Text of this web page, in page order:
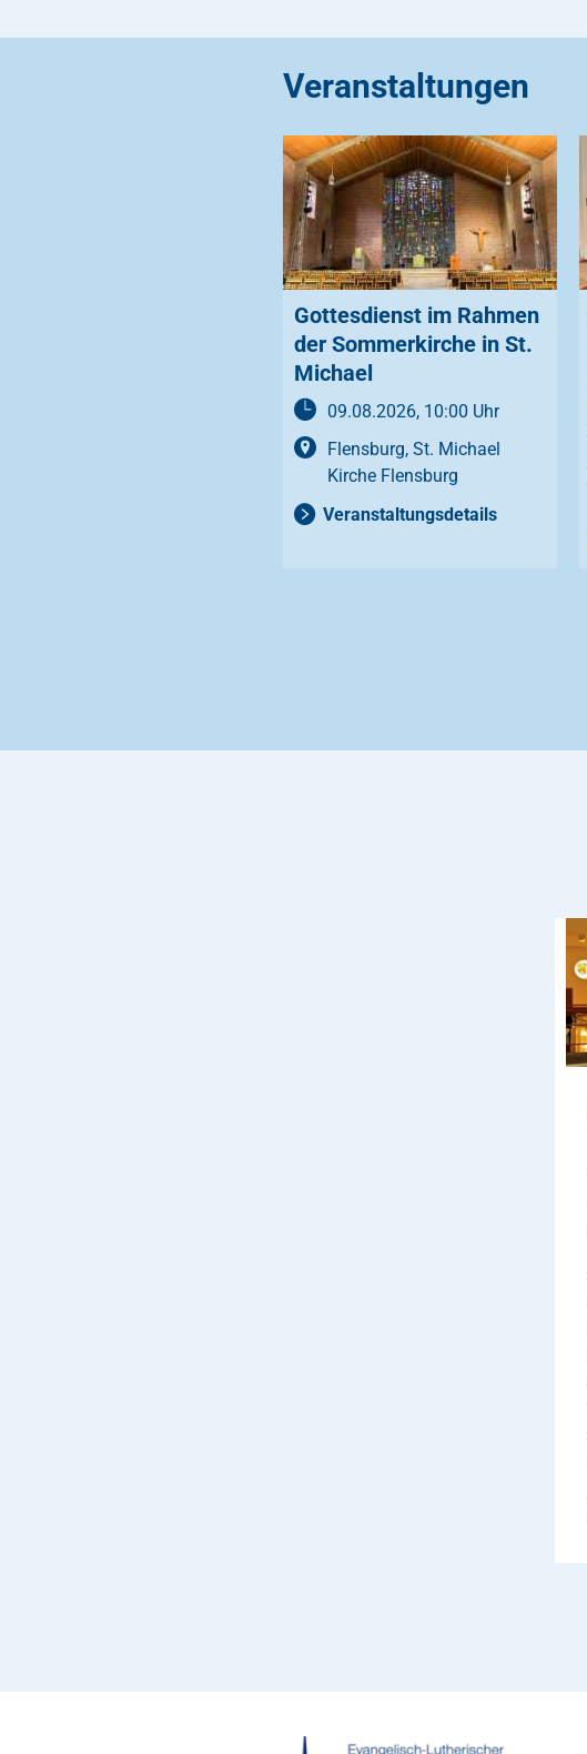
Veranstaltungen
Gottesdienst im Rahmen
der Sommerkirche in St.
Michael
09.08.2026, 10:00 Uhr
Flensburg, St. Michael
Kirche Flensburg
Veranstaltungsdetails